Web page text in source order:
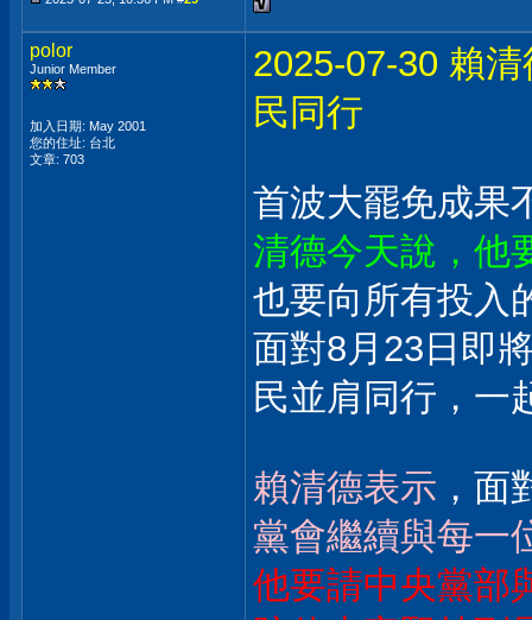
polor
Junior Member
加入日期: May 2001
您的住址: 台北
文章: 703
2025-07-30 賴
民同行
首波大罷免成果
清德今天說，他
也要向所有投入
面對8月23日即
民並肩同行，一
賴清德表示 ，
黨會繼續與每一
他要請中央黨部